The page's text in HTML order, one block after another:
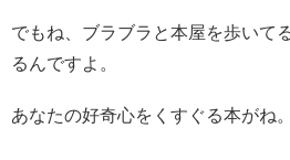
でもね、ブラブラと本屋を歩いて
るんですよ。
あなたの好奇心をくすぐる本がね。